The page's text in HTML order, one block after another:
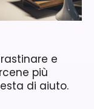
e
più
di aiuto.